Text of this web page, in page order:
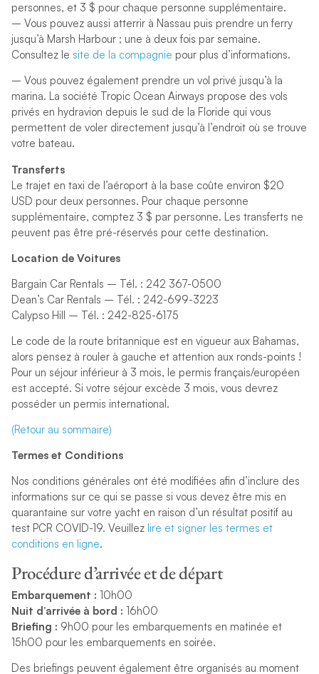
personnes, et 3 $ pour chaque personne supplémentaire.
– Vous pouvez aussi atterrir à Nassau puis prendre un ferry
jusqu’à Marsh Harbour ; une à deux fois par semaine.
Consultez le site de la compagnie pour plus d’informations.
– Vous pouvez également prendre un vol privé jusqu’à la
marina. La société Tropic Ocean Airways propose des vols
privés en hydravion depuis le sud de la Floride qui vous
permettent de voler directement jusqu’à l’endroit où se trouve
votre bateau.
Transferts
Le trajet en taxi de l’aéroport à la base coûte environ $20
USD pour deux personnes. Pour chaque personne
supplémentaire, comptez 3 $ par personne. Les transferts ne
peuvent pas être pré-réservés pour cette destination.
Location de Voitures
Bargain Car Rentals – Tél. : 242 367-0500
Dean’s Car Rentals – Tél. : 242-699-3223
Calypso Hill – Tél. : 242-825-6175
Le code de la route britannique est en vigueur aux Bahamas,
alors pensez à rouler à gauche et attention aux ronds-points !
Pour un séjour inférieur à 3 mois, le permis français/européen
est accepté. Si votre séjour excède 3 mois, vous devrez
posséder un permis international.
(Retour au sommaire)
Termes et Conditions
Nos conditions générales ont été modifiées afin d’inclure des
informations sur ce qui se passe si vous devez être mis en
quarantaine sur votre yacht en raison d’un résultat positif au
test PCR COVID-19. Veuillezlire et signer les termes et
conditions en ligne.
Procédure d’arrivée et de départ
Embarquement : 10h00
Nuit d’arrivée à bord : 16h00
Briefing : 9h00 pour les embarquements en matinée et
15h00 pour les embarquements en soirée.
Des briefings peuvent également être organisés au moment